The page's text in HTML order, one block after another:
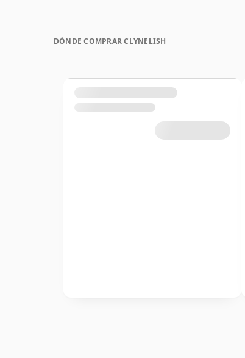
DÓNDE COMPRAR CLYNELISH